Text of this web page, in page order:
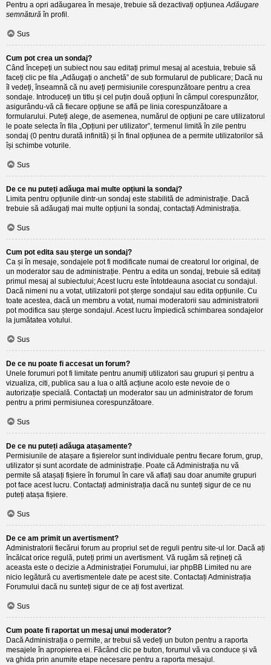
Pentru a opri adăugarea în mesaje, trebuie să dezactivați opțiuneaAdăugare
semnătură în profil.
Sus
Cum pot crea un sondaj?
Când începeți un subiect nou sau editați primul mesaj al acestuia, trebuie să
faceți clic pe fila „Adăugați o anchetă” de sub formularul de publicare; Dacă nu
îl vedeți, înseamnă că nu aveți permisiunile corespunzătoare pentru a crea
sondaje. Introduceți un titlu și cel puțin două opțiuni în câmpul corespunzător,
asigurându-vă că fiecare opțiune se află pe linia corespunzătoare a
formularului. Puteți alege, de asemenea, numărul de opțiuni pe care utilizatorul
le poate selecta în fila „Opțiuni per utilizator”, termenul limită în zile pentru
sondaj (0 pentru durată infinită) și în final opțiunea de a permite utilizatorilor să
își schimbe voturile.
Sus
De ce nu puteți adăuga mai multe opțiuni la sondaj?
Limita pentru opțiunile dintr-un sondaj este stabilită de administrație. Dacă
trebuie să adăugați mai multe opțiuni la sondaj, contactați Administrația.
Sus
Cum pot edita sau șterge un sondaj?
Ca și în mesaje, sondajele pot fi modificate numai de creatorul lor original, de
un moderator sau de administrație. Pentru a edita un sondaj, trebuie să editați
primul mesaj al subiectului; Acest lucru este întotdeauna asociat cu sondajul.
Dacă nimeni nu a votat, utilizatorii pot șterge sondajul sau edita opțiunile. Cu
toate acestea, dacă un membru a votat, numai moderatorii sau administratorii
pot modifica sau șterge sondajul. Acest lucru împiedică schimbarea sondajelor
la jumătatea votului.
Sus
De ce nu poate fi accesat un forum?
Unele forumuri pot fi limitate pentru anumiți utilizatori sau grupuri și pentru a
vizualiza, citi, publica sau a lua o altă acțiune acolo este nevoie de o
autorizație specială. Contactați un moderator sau un administrator de forum
pentru a primi permisiunea corespunzătoare.
Sus
De ce nu puteți adăuga atașamente?
Permisiunile de atașare a fișierelor sunt individuale pentru fiecare forum, grup,
utilizator și sunt acordate de administrație. Poate că Administrația nu vă
permite să atașați fișiere în forumul în care vă aflați sau doar anumite grupuri
pot face acest lucru. Contactați administrația dacă nu sunteți sigur de ce nu
puteți atașa fișiere.
Sus
De ce am primit un avertisment?
Administratorii fiecărui forum au propriul set de reguli pentru site-ul lor. Dacă ați
încălcat orice regulă, puteți primi un avertisment. Vă rugăm să rețineți că
aceasta este o decizie a Administrației Forumului, iar phpBB Limited nu are
nicio legătură cu avertismentele date pe acest site. Contactați Administrația
Forumului dacă nu sunteți sigur de ce ați fost avertizat.
Sus
Cum poate fi raportat un mesaj unui moderator?
Dacă Administrația o permite, ar trebui să vedeți un buton pentru a raporta
mesajele în apropierea ei. Făcând clic pe buton, forumul vă va conduce și vă
va ghida prin anumite etape necesare pentru a raporta mesajul.